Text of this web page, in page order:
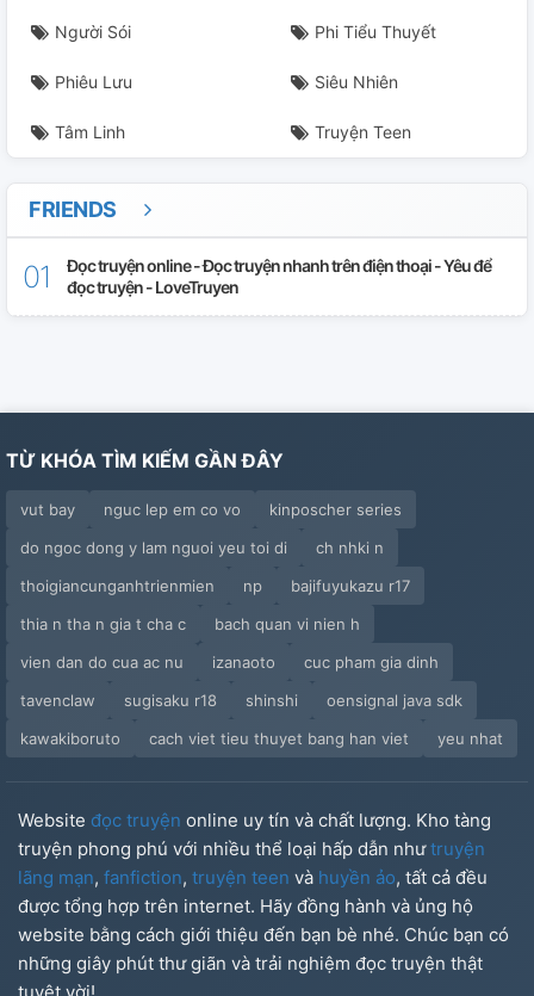
Người Sói Phi Tiểu Thuyết
Phiêu Lưu Siêu Nhiên
Tâm Linh Truyện Teen
FRIENDS
Đọc truyện online - Đọc truyện nhanh trên điện thoại - Yêu để
đọc truyện - LoveTruyen
TỪ KHÓA TÌM KIẾM GẦN ĐÂY
vut bay nguc lep em co vo
kinposcher series
do ngoc dong y lam nguoi yeu toi di
ch nhki n
thoigiancunganhtrienmien
np
bajifuyukazu r17
thia n tha n gia t cha c
bach quan vi nien h
vien dan do cua ac nu
izanaoto
cuc pham gia dinh
tavenclaw
sugisaku r18 shinshi
oensignal java sdk
kawakiboruto
cach viet tieu thuyet bang han viet yeu nhat
Website đọc truyện online uy tín và chất lượng. Kho tàng
truyện phong phú với nhiều thể loại hấp dẫn nhưtruyện
lãng mạn, fanfiction, truyện teen và huyền ảo, tất cả đều
được tổng hợp trên internet. Hãy đồng hành và ủng hộ
website bằng cách giới thiệu đến bạn bè nhé. Chúc bạn có
những giây phút thư giãn và trải nghiệm đọc truyện thật